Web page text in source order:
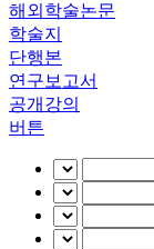
해외학술논문
학술지
단행본
연구보고서
공개강의
버튼